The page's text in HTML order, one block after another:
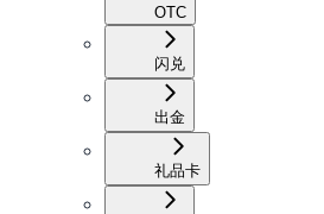
OTC
闪兑
出金
礼品卡